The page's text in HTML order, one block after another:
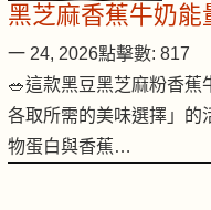
黑芝麻香蕉牛奶能
一 24, 2026點擊數: 817
🥗這款黑豆黑芝麻粉香蕉
各取所需的美味選擇」的
物蛋白與香蕉…